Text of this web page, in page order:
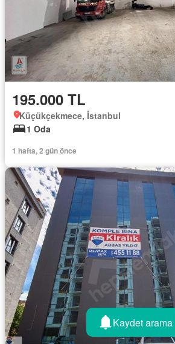
195.000 TL
Küçükçekmece, İstanbul
1 Oda
1 hafta, 2 gün önce
Kaydet arama